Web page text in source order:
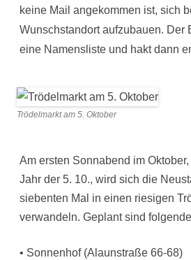
keine Mail angekommen ist, sich
Wunschstandort aufzubauen. Der
eine Namensliste und hakt dann
Trödelmarkt am 5. Oktober
Am ersten Sonnabend im
Jahr der 5. 10., wird sich die
siebenten Mal in einen riesigen
verwandeln. Geplant sind
• Sonnenhof (Alaunstraße 66-68)